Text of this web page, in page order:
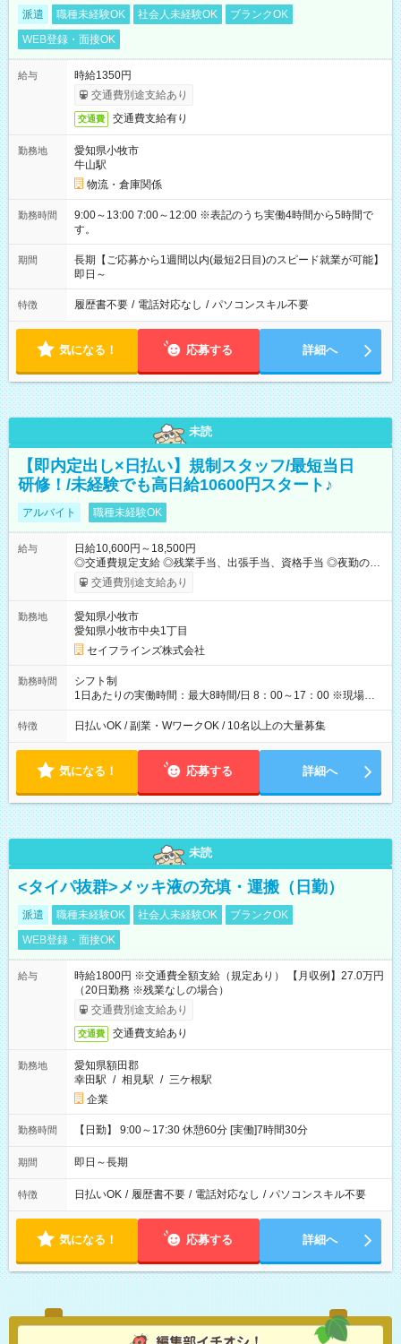
派遣 職種未経験OK 社会人未経験OK
ブランクOK
WEB登録・面接OK
給与
時給1350円
交通費別途支給あり
交通費 交通費支給有り
勤務地
愛知県小牧市
牛山駅
物流・倉庫関係
勤務時間
9:00～13:00 7:00～12:00 ※表記のうち実働4時間から5時間で
す。
期間
長期【ご応募から1週間以内(最短2日目)のスピード就業が可能】
即日～
特徴 履歴書不要 / 電話対応なし / パソコンスキル不要
気になる！ 応募する 詳細へ
未読
【即内定出し×日払い】規制スタッフ/最短当日
研修！/未経験でも高日給10600円スタート♪
アルバイト 職種未経験OK
給与
日給10,600円～18,500円
◎交通費規定支給 ◎残業手当、出張手当、資格手当 ◎夜勤の場
合：22時～翌5時は割増給与 ◎日払い・週払い可(希望者／条件
有) ＜月収例＞ 入社3か月：月収28万 入社1年：月収39万 ◎自分
ダブルワークも可能です☺ ◎髪色、ピアス、タトゥーOK おしゃ
れも自由に楽しめます！ 【試用期間】試用期間あり 試用期間の
長さ：3ヶ月 雇用形態、給与は本採用時と同じです。
交通費別途支給あり
勤務地
愛知県小牧市
愛知県小牧市中央1丁目
セイフラインズ株式会社
勤務時間
シフト制
1日あたりの実働時間：最大8時間/日 8：00～17：00 ※現場によ
っては多少時間は前後します ▶残業ほとんどなし！ ▶時間より
早く終わることの方が多いと思います。現場によっては午前中
望の方は夜勤（21:00～6:00）のお仕事も可能。
特徴 日払いOK / 副業・WワークOK / 10名以上の大量募集
気になる！ 応募する 詳細へ
未読
<タイパ抜群>メッキ液の充填・運搬（日勤）
派遣 職種未経験OK 社会人未経験OK
ブランクOK
WEB登録・面接OK
給与
時給1800円 ※交通費全額支給（規定あり） 【月収例】27.0万円
（20日勤務 ※残業なしの場合）
交通費別途支給あり
交通費 交通費支給あり
勤務地
愛知県額田郡
幸田駅 / 相見駅 / 三ケ根駅
企業
勤務時間 【日勤】 9:00～17:30 休憩60分 [実働]7時間30分
期間 即日～長期
特徴 日払いOK / 履歴書不要 / 電話対応なし / パソコンスキル不要
気になる！ 応募する 詳細へ